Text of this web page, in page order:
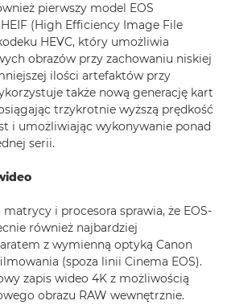
pierwszy model EOS
(High Efficiency Image File
HEVC, który umożliwia
obrazów przy zachowaniu niskiej
ilości artefaktów przy
także nową generację kart
trzykrotnie wyższą prędkość
i umożliwiając wykonywanie ponad
serii.
i procesora sprawia, że EOS-
również najbardziej
z wymienną optyką Canon
(spoza linii Cinema EOS).
zapis wideo 4K z możliwością
obrazu RAW wewnętrznie.